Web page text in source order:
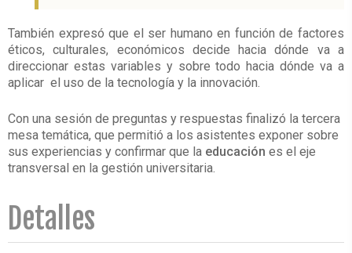
También expresó que el ser humano en función de factores
éticos, culturales, económicos decide hacia dónde va a
direccionar estas variables y sobre todo hacia dónde va a
aplicar el uso de la tecnología y la innovación.
Con una sesión de preguntas y respuestas finalizó la tercera
mesa temática, que permitió a los asistentes exponer sobre
sus experiencias y confirmar que la educación es el eje
transversal en la gestión universitaria.
Detalles